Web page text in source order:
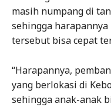
masih numpang di
sehingga
tersebut bisa cepat
“Harapannya,
yang berlokasi di
sehingga anak-anak